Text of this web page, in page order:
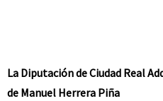
La Diputación de Ciudad Real
de Manuel Herrera Piña